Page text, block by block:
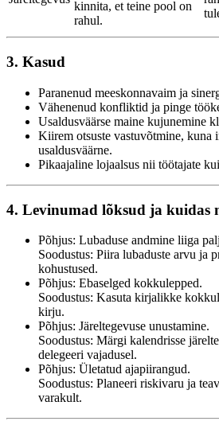
kinnita, et teine pool on
rahul.
3. Kasud
Paranenud meeskonnavaim ja
Vähenenud konfliktid ja pinge
Usaldusväärse maine kujunemine
Kiirem otsuste vastuvõtmine, kuna
usaldusväärne.
Pikaajaline lojaalsus nii töötajate
4. Levinumad lõksud ja kuidas
Põhjus: Lubaduse andmine liiga
Soodustus: Piira lubaduste arvu ja
kohustused.
Põhjus: Ebaselged kokkulepped.
Soodustus: Kasuta kirjalikke
kirju.
Põhjus: Järeltegevuse unustamine.
Soodustus: Märgi kalendrisse
delegeeri vajadusel.
Põhjus: Ületatud ajapiirangud.
Soodustus: Planeeri riskivaru ja
varakult.